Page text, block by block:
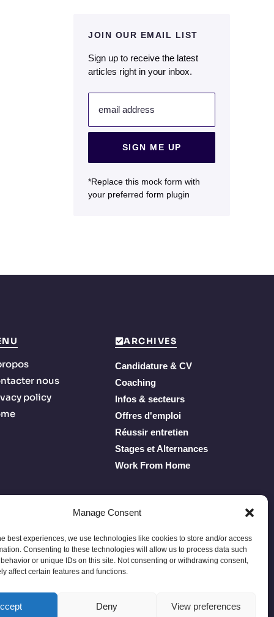
Manage Consent
best experiences, we use technologies like cookies to store and/or access
Consenting to these technologies will allow us to process data such
or unique IDs on this site. Not consenting or withdrawing consent,
affect certain features and functions.
Deny View preferences
JOIN OUR EMAIL LIST
Sign up to receive the latest
articles right in your inbox.
email address
SIGN ME UP
*Replace this mock form with
your preferred form plugin
nous
policy
ARCHIVES
Candidature & CV
Coaching
Infos & secteurs
Offres d'emploi
Réussir entretien
Stages et Alternances
Work From Home
Privacy PolicyTerms of Service